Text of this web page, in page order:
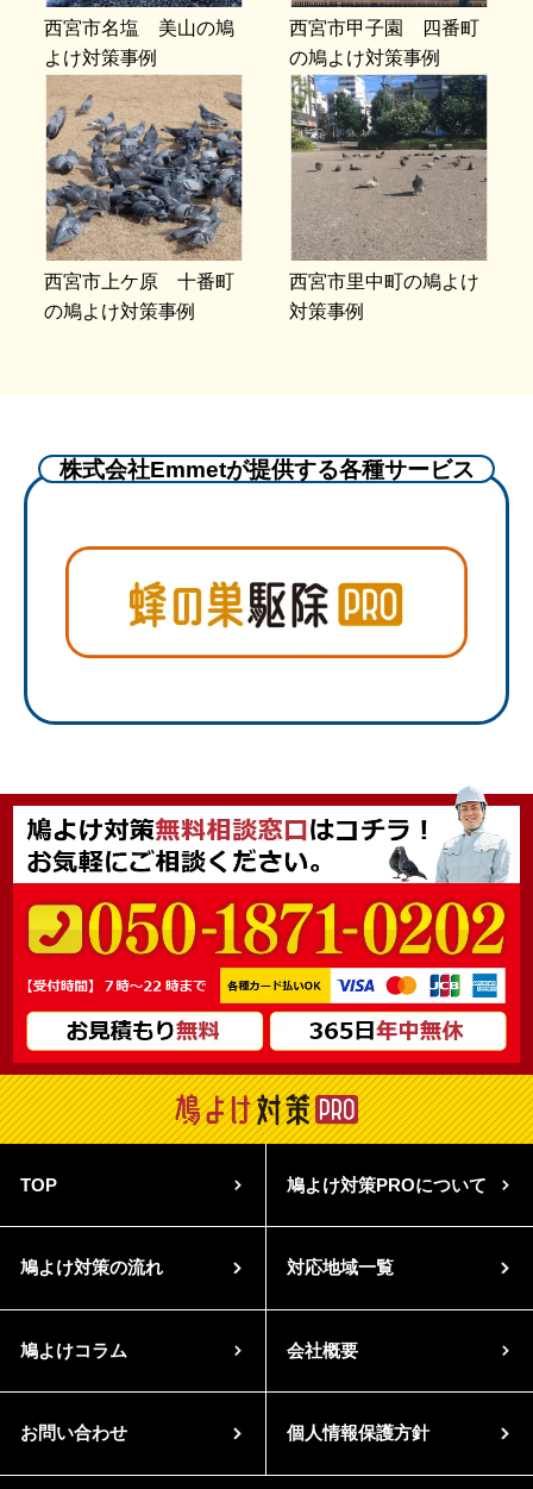
西宮市名塩 美山の鳩
よけ対策事例
西宮市甲子園 四番町
の鳩よけ対策事例
西宮市上ケ原 十番町
の鳩よけ対策事例
西宮市里中町の鳩よけ
対策事例
株式会社Emmetが提供する各種サービス
TOP 鳩よけ対策PROについて
鳩よけ対策の流れ 対応地域一覧
鳩よけコラム 会社概要
お問い合わせ 個人情報保護方針